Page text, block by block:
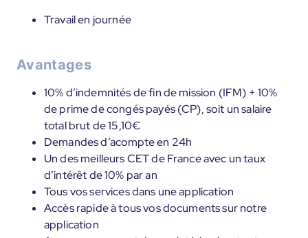
Travail en journée
Avantages
10% d’indemnités de fin de mission (IFM) + 10%
de prime de congés payés (CP), soit un salaire
total brut de 15,10€
Demandes d’acompte en 24h
Un des meilleurs CET de France avec un taux
d’intérêt de 10% par an
Tous vos services dans une application
Accès rapide à tous vos documents sur notre
application